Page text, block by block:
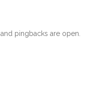
and pingbacks are open.